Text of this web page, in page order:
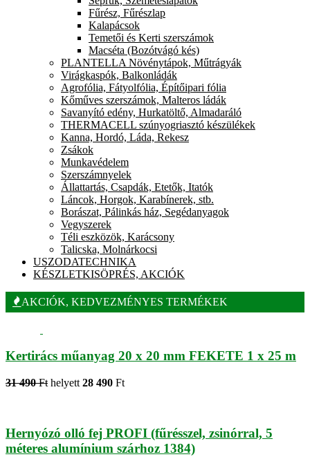
Fűrész, Fűrészlap
Kalapácsok
Temetői és Kerti szerszámok
Macséta (Bozótvágó kés)
PLANTELLA Növénytápok, Műtrágyák
Virágkaspók, Balkonládák
Agrofólia, Fátyolfólia, Építőipari fólia
Kőműves szerszámok, Malteros ládák
Savanyító edény, Hurkatöltő, Almadaráló
THERMACELL szúnyogriasztó készülékek
Kanna, Hordó, Láda, Rekesz
Zsákok
Munkavédelem
Szerszámnyelek
Állattartás, Csapdák, Etetők, Itatók
Láncok, Horgok, Karabínerek, stb.
Borászat, Pálinkás ház, Segédanyagok
Vegyszerek
Téli eszközök, Karácsony
Talicska, Molnárkocsi
USZODATECHNIKA
KÉSZLETKISÖPRÉS, AKCIÓK
AKCIÓK, KEDVEZMÉNYES TERMÉKEK
Kertirács műanyag 20 x 20 mm FEKETE 1 x 25 m
31 490 Ft helyett 28 490 Ft
Hernyózó olló fej PROFI (fűrésszel, zsinórral, 5
méteres alumínium szárhoz 1384)